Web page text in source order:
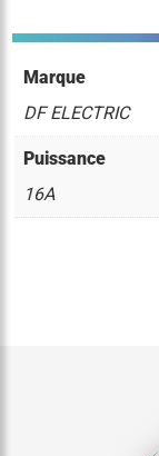
Marque
DF ELECTRIC
Puissance
16A